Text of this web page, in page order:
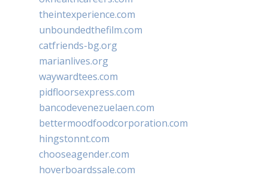
theintexperience.com
unboundedthefilm.com
catfriends-bg.org
marianlives.org
waywardtees.com
pidfloorsexpress.com
bancodevenezuelaen.com
bettermoodfoodcorporation.com
hingstonnt.com
chooseagender.com
hoverboardssale.com